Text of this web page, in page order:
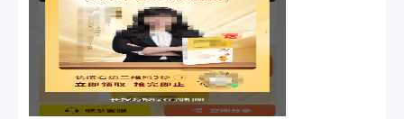
管理，灵活调整服务内容。 四、订单管理模块 管理平台全部
委托订单，包含订单编号、客户信息、订单金额、支付状态、
订单状态及下单时间等字段。支持按订单状态、支付状态、时
间范围等多维度筛选查询，方便管理人员快速定位与处理订
单。 五、检测流程管理模块 检测流程管理是系统核心业务模
块，覆盖检测业务全生命周期：待审核订单（审核需求合理性